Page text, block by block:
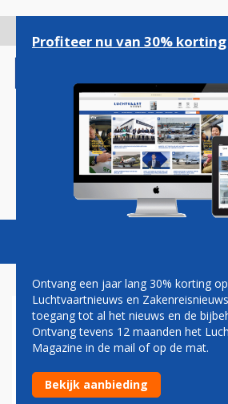
gaan
Magazine Podcasts
HI FLY
Hi Fly-oprichter, zakenman en
overleden
Profiteer nu van 30% korting
Ontvang een jaar lang 30% korting
Luchtvaartnieuws en
toegang tot al het nieuws en de
Ontvang tevens 12 maanden het
Magazine in de mail of op de mat.
Bekijk aanbieding